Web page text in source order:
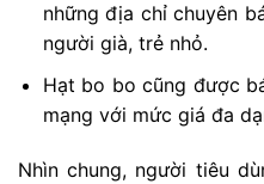
những địa chỉ chuyên
người già, trẻ nhỏ.
Hạt bo bo cũng được
mạng với mức giá đa
Nhìn chung, người tiêu